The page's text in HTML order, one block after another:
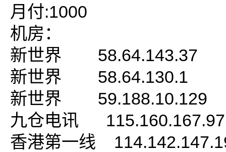
月付:1000
机房：
新世界 58.64.143.37
新世界 58.64.130.1
新世界 59.188.10.129
九仓电讯 115.160.167.97
香港第一线